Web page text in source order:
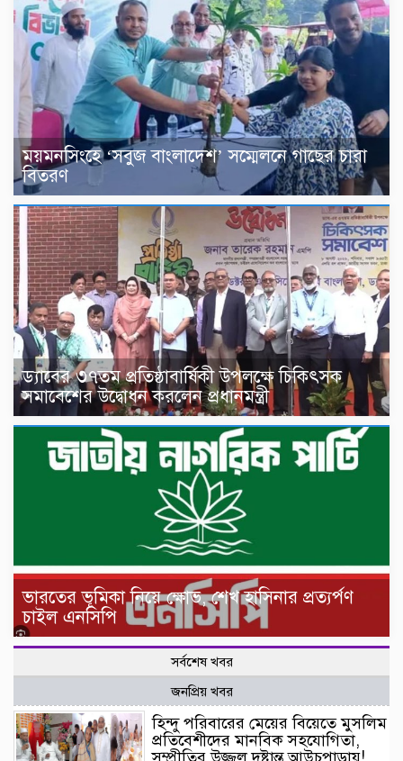
ময়মনসিংহে ‘সবুজ বাংলাদেশ’ সম্মেলনে গাছের চারা
বিতরণ
ড্যাবের ৩৭তম প্রতিষ্ঠাবার্ষিকী উপলক্ষে চিকিৎসক
সমাবেশের উদ্বোধন করলেন প্রধানমন্ত্রী
ভারতের ভূমিকা নিয়ে ক্ষোভ, শেখ হাসিনার প্রত্যর্পণ
চাইল এনসিপি
সর্বশেষ খবর
জনপ্রিয় খবর
হিন্দু পরিবারের মেয়ের বিয়েতে মুসলিম
প্রতিবেশীদের মানবিক সহযোগিতা,